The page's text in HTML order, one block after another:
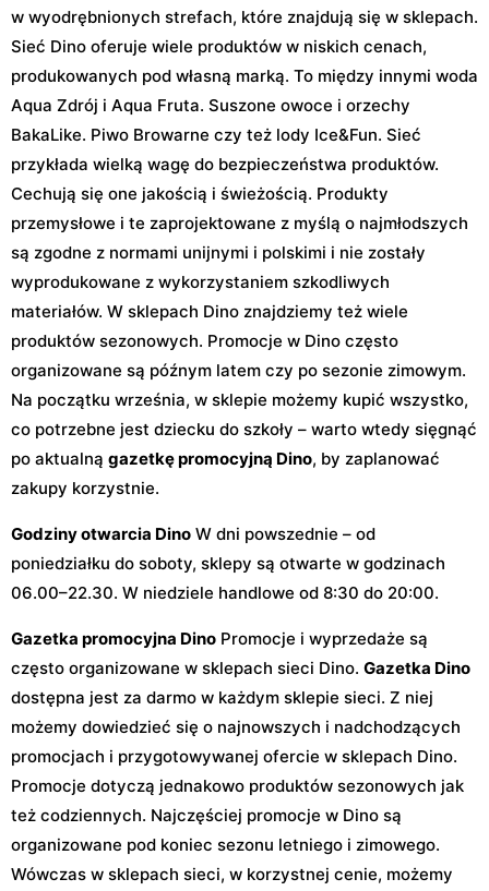
w wyodrębnionych strefach, które znajdują się w sklepach.
Sieć Dino oferuje wiele produktów w niskich cenach,
produkowanych pod własną marką. To między innymi woda
Aqua Zdrój i Aqua Fruta. Suszone owoce i orzechy
BakaLike. Piwo Browarne czy też lody Ice&Fun. Sieć
przykłada wielką wagę do bezpieczeństwa produktów.
Cechują się one jakością i świeżością. Produkty
przemysłowe i te zaprojektowane z myślą o najmłodszych
są zgodne z normami unijnymi i polskimi i nie zostały
wyprodukowane z wykorzystaniem szkodliwych
materiałów. W sklepach Dino znajdziemy też wiele
produktów sezonowych. Promocje w Dino często
organizowane są późnym latem czy po sezonie zimowym.
Na początku września, w sklepie możemy kupić wszystko,
co potrzebne jest dziecku do szkoły – warto wtedy sięgnąć
po aktualną gazetkę promocyjną Dino, by zaplanować
zakupy korzystnie.
Godziny otwarcia Dino W dni powszednie – od
poniedziałku do soboty, sklepy są otwarte w godzinach
06.00–22.30. W niedziele handlowe od 8:30 do 20:00.
Gazetka promocyjna Dino Promocje i wyprzedaże są
często organizowane w sklepach sieci Dino. Gazetka Dino
dostępna jest za darmo w każdym sklepie sieci. Z niej
możemy dowiedzieć się o najnowszych i nadchodzących
promocjach i przygotowywanej ofercie w sklepach Dino.
Promocje dotyczą jednakowo produktów sezonowych jak
też codziennych. Najczęściej promocje w Dino są
organizowane pod koniec sezonu letniego i zimowego.
Wówczas w sklepach sieci, w korzystnej cenie, możemy